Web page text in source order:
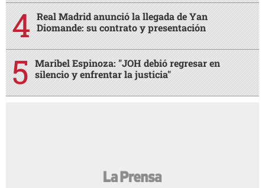
Real Madrid anunció la llegada de Yan
Diomande: su contrato y presentación
Maribel Espinoza: "JOH debió regresar en
silencio y enfrentar la justicia"